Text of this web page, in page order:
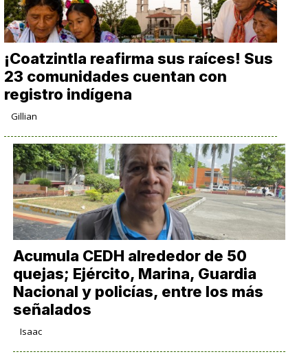
¡Coatzintla reafirma sus raíces! Sus
23 comunidades cuentan con
registro indígena
Gillian
Acumula CEDH alrededor de 50
quejas; Ejército, Marina, Guardia
Nacional y policías, entre los más
señalados
Isaac